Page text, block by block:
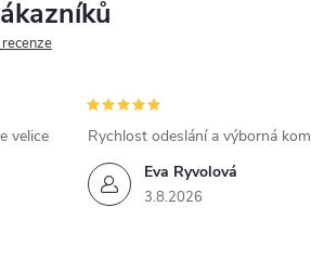
velice
Eva Ryvolová
3.8.2026
Rychlost odeslání a výborná